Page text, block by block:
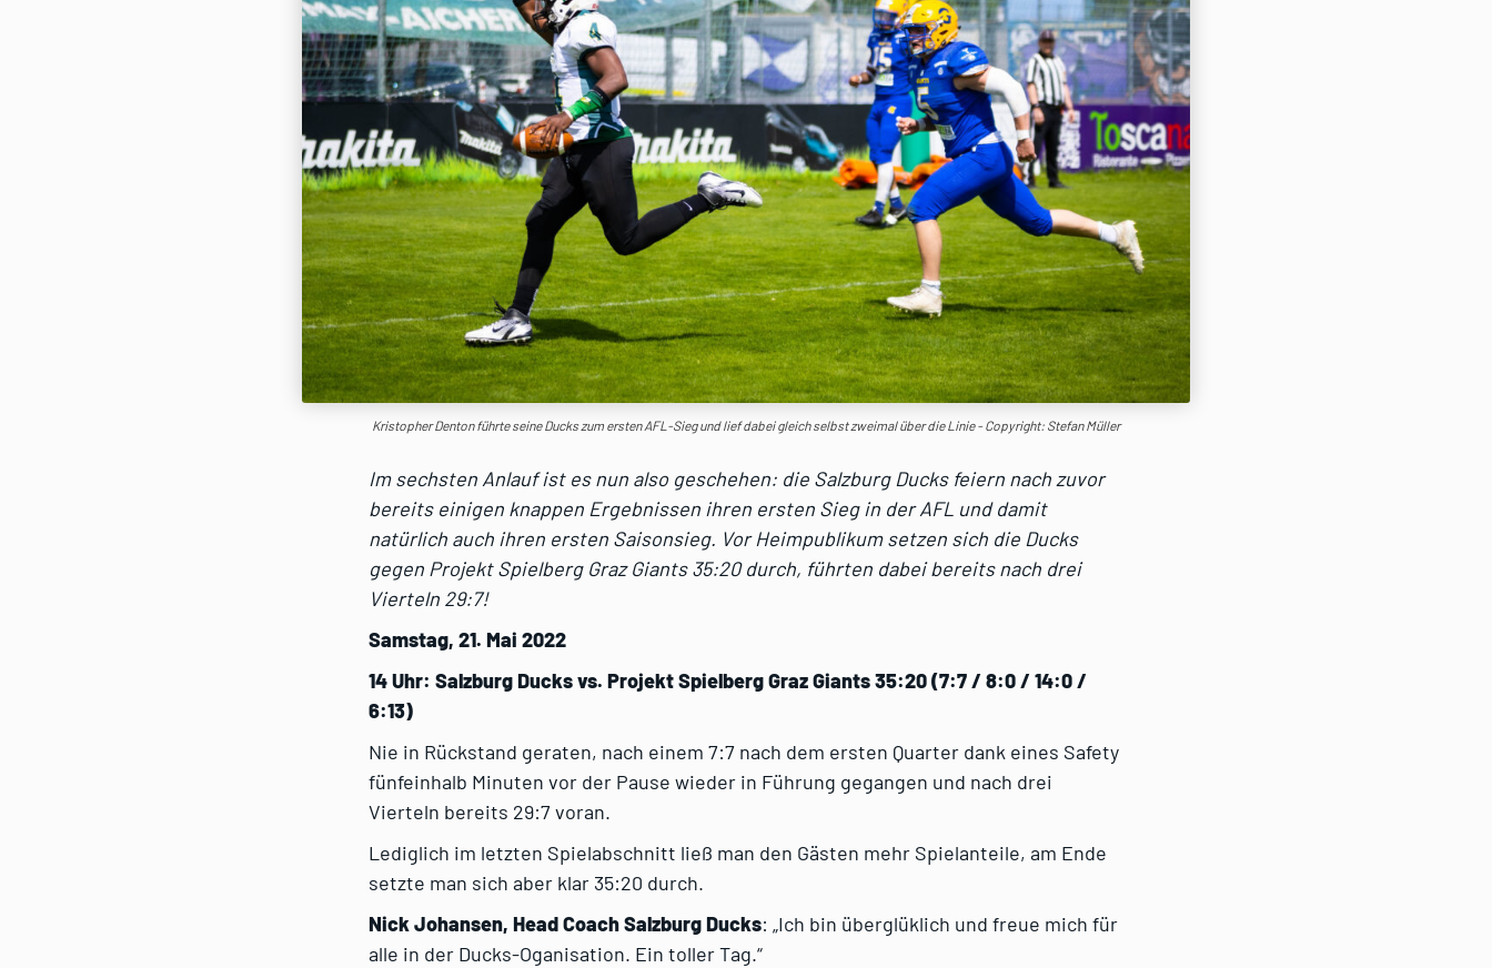
Kristopher Denton führte seine Ducks zum ersten AFL-Sieg und lief dabei gleich selbst zweimal über die Linie - Copyright: Stefan Müller
Im sechsten Anlauf ist es nun also geschehen: die Salzburg Ducks feiern nach zuvor
bereits einigen knappen Ergebnissen ihren ersten Sieg in der AFL und damit
natürlich auch ihren ersten Saisonsieg. Vor Heimpublikum setzen sich die Ducks
gegen Projekt Spielberg Graz Giants 35:20 durch, führten dabei bereits nach drei
Vierteln 29:7!
Samstag, 21. Mai 2022
14 Uhr: Salzburg Ducks vs. Projekt Spielberg Graz Giants 35:20 (7:7 / 8:0 / 14:0 /
6:13)
Nie in Rückstand geraten, nach einem 7:7 nach dem ersten Quarter dank eines Safety
fünfeinhalb Minuten vor der Pause wieder in Führung gegangen und nach drei
Vierteln bereits 29:7 voran.
Lediglich im letzten Spielabschnitt ließ man den Gästen mehr Spielanteile, am Ende
setzte man sich aber klar 35:20 durch.
Nick Johansen, Head Coach Salzburg Ducks: „Ich bin überglüklich und freue mich für
alle in der Ducks-Oganisation. Ein toller Tag.“